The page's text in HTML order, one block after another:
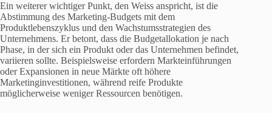
Ein weiterer wichtiger Punkt, den Weiss anspricht, ist die
Abstimmung des Marketing-Budgets mit dem
Produktlebenszyklus und den Wachstumsstrategien des
Unternehmens. Er betont, dass die Budgetallokation je nach
Phase, in der sich ein Produkt oder das Unternehmen befindet,
variieren sollte. Beispielsweise erfordern Markteinführungen
oder Expansionen in neue Märkte oft höhere
Marketinginvestitionen, während reife Produkte
möglicherweise weniger Ressourcen benötigen.